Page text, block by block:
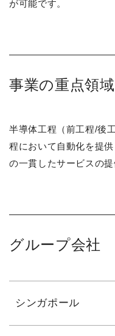
が可能です。
事業の重点領域
半導体工程（前工程/後
程において自動化を提
の一貫したサービスの提
グループ会社
シンガポール